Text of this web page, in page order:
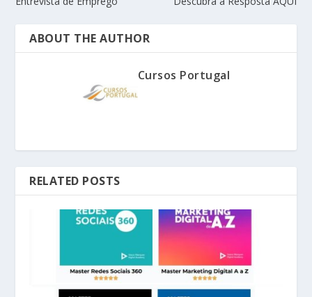
ABOUT THE AUTHOR
Cursos Portugal
RELATED POSTS